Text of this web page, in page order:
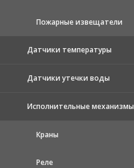
Пожарные извещатели
Датчики температуры
Датчики утечки воды
Исполнительные механизмы
Краны
Реле